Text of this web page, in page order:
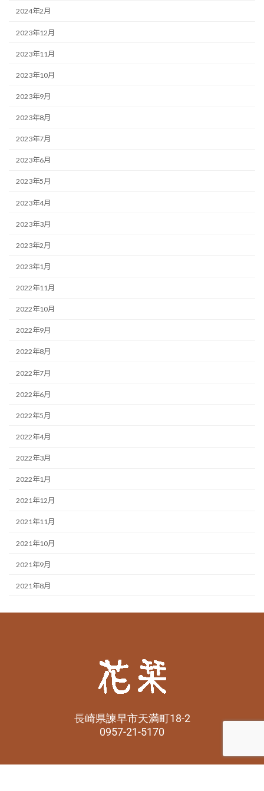
2024年2月
2023年12月
2023年11月
2023年10月
2023年9月
2023年8月
2023年7月
2023年6月
2023年5月
2023年4月
2023年3月
2023年2月
2023年1月
2022年11月
2022年10月
2022年9月
2022年8月
2022年7月
2022年6月
2022年5月
2022年4月
2022年3月
2022年1月
2021年12月
2021年11月
2021年10月
2021年9月
2021年8月
長崎県諫早市天満町18-2
0957-21-5170